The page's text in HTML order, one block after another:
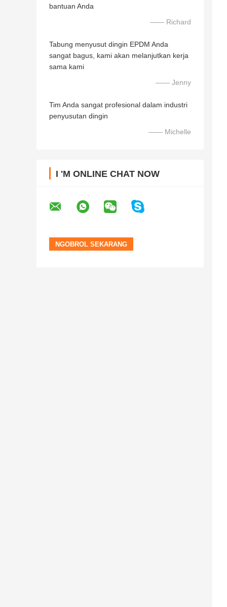
bantuan Anda
—— Richard
Tabung menyusut dingin EPDM Anda
sangat bagus, kami akan melanjutkan kerja
sama kami
—— Jenny
Tim Anda sangat profesional dalam industri
penyusutan dingin
—— Michelle
I 'M ONLINE CHAT NOW